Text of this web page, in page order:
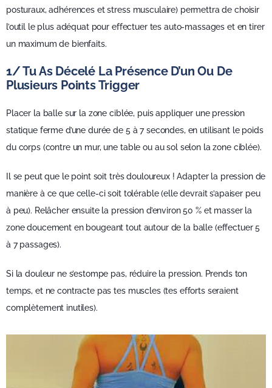
posturaux, adhérences et stress musculaire) permettra de choisir
l’outil le plus adéquat pour effectuer tes auto-massages et en tirer
un maximum de bienfaits.
1/ Tu As Décelé La Présence D’un Ou De
Plusieurs Points Trigger
Placer la balle sur la zone ciblée, puis appliquer une pression
statique ferme d’une durée de 5 à 7 secondes, en utilisant le poids
du corps (contre un mur, une table ou au sol selon la zone ciblée).
Il se peut que le point soit très douloureux ! Adapter la pression de
manière à ce que celle-ci soit tolérable (elle devrait s’apaiser peu
à peu). Relâcher ensuite la pression d’environ 50 % et masser la
zone doucement en bougeant tout autour de la balle (effectuer 5
à 7 passages).
Si la douleur ne s’estompe pas, réduire la pression. Prends ton
temps, et ne contracte pas tes muscles (tes efforts seraient
complètement inutiles).